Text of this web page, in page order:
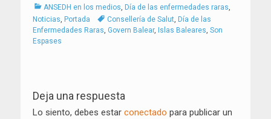
Categorías
ANSEDH en los medios Día de las enfermedades raras
Noticias Portada TagsConsellería de Salut Día de las
Enfermedades Raras Govern Balear, Islas Baleares Son
Espases
de
entradas
Deja una respuesta
Lo siento, debes estar conectado para publicar un